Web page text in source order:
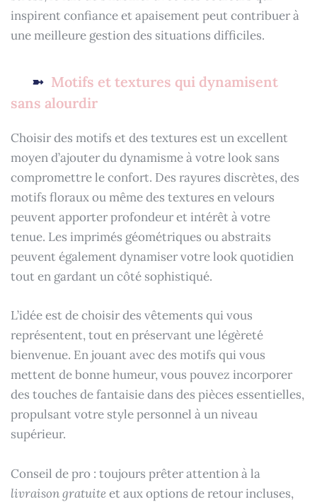
inspirent confiance et apaisement peut contribuer à
une meilleure gestion des situations difficiles.
Motifs et textures qui dynamisent
sans alourdir
Choisir des motifs et des textures est un excellent
moyen d’ajouter du dynamisme à votre look sans
compromettre le confort. Des rayures discrètes, des
motifs floraux ou même des textures en velours
peuvent apporter profondeur et intérêt à votre
tenue. Les imprimés géométriques ou abstraits
peuvent également dynamiser votre look quotidien
tout en gardant un côté sophistiqué.
L’idée est de choisir des vêtements qui vous
représentent, tout en préservant une légèreté
bienvenue. En jouant avec des motifs qui vous
mettent de bonne humeur, vous pouvez incorporer
des touches de fantaisie dans des pièces essentielles,
propulsant votre style personnel à un niveau
supérieur.
Conseil de pro : toujours prêter attention à la
livraison gratuiteet aux options de retour incluses,